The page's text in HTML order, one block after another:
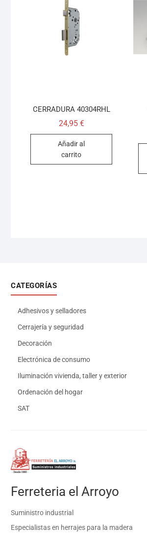
CERRADURA 40304RHL
24,95 €
Añadir al
carrito
CATEGORÍAS
Adhesivos y selladores
Cerrajería y seguridad
Decoración
Electrónica de consumo
Iluminación vivienda, taller y exterior
Ordenación del hogar
SAT
Ferreteria el Arroyo
Suministro industrial
Especialistas en herrajes para la madera